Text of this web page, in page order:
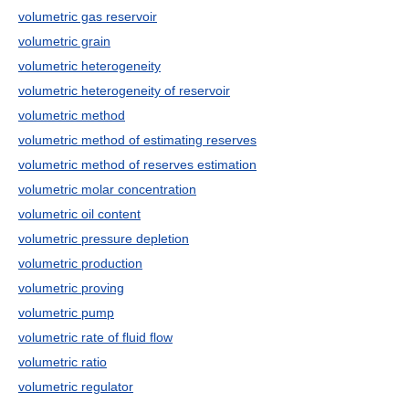
volumetric gas reservoir
volumetric grain
volumetric heterogeneity
volumetric heterogeneity of reservoir
volumetric method
volumetric method of estimating reserves
volumetric method of reserves estimation
volumetric molar concentration
volumetric oil content
volumetric pressure depletion
volumetric production
volumetric proving
volumetric pump
volumetric rate of fluid flow
volumetric ratio
volumetric regulator